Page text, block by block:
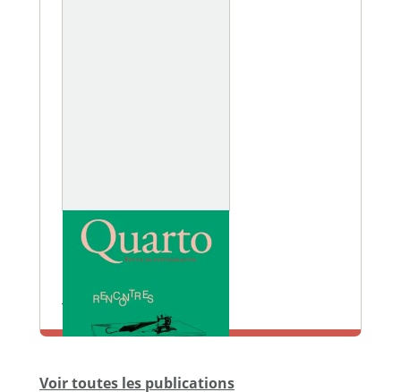
Rencontres
REVUES
En savoir plus
Voir toutes les publications